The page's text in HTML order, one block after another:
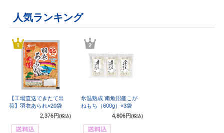
人気ランキング
1
【工場直送できたて出
荷】羽衣あられ×20袋
2,376円 (税込)
2
氷温熟成 南魚沼産こが
ねもち（600g）×3袋
4,806円 (税込)